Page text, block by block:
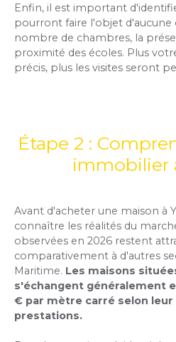
Enfin, il est important
pourront faire l'objet d'aucune
nombre de chambres, la
proximité des écoles. Plus
précis, plus les visites seront
Étape 2 :
immobilier
Avant d'acheter une maison à
connaître les réalités du
observées en 2026 restent
comparativement à d'autres
Maritime. Les maisons
s'échangent généralement
€ par mètre carré selon
prestations.